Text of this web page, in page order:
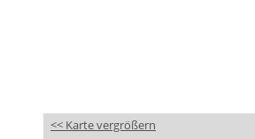
<< Karte vergrößern